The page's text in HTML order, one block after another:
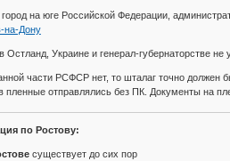
на юге Российской Федерации,
на-Дону
Украине и генерал-губернаторстве не
части РСФСР нет, то шталаг точно должен
пленные отправлялись без ПК. Документы на
по Ростову:
существует до сих пор